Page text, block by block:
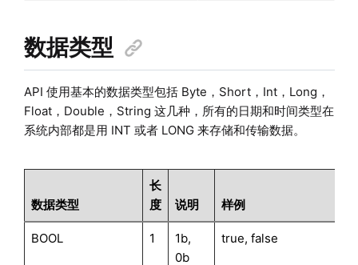
数据类型
API 使用基本的数据类型包括 Byte，Short，Int，Long，
Float，Double，String 这几种，所有的日期和时间类型在
系统内部都是用 INT 或者 LONG 来存储和传输数据。
数据类型
长
度
说明 样例
BOOL 1
1b,
0b
true, false